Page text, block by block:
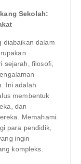
Sekolah:
diabaikan dalam
sejarah, filosofi,
Ini adalah
membentuk
dan
Memahami
para pendidik,
ingin
kompleks.